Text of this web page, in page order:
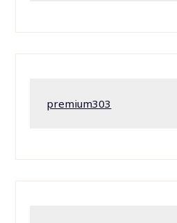
premium303